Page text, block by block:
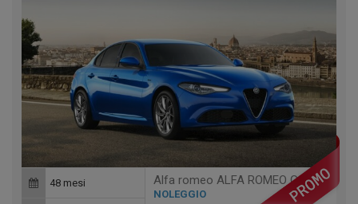
Alfa romeo ALFA ROMEO GIULIA 2 VELOCE
NOLEGGIO
48 mesi